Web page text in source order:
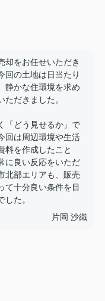
却をお任せいただき
回の土地は日当たり
静かな住環境を求め
だきました。
「どう見せるか」で
回は周辺環境や生活
料を作成したこと
に良い反応をいただ
北部エリアも、販売
て十分良い条件を目
た。
片岡 沙織